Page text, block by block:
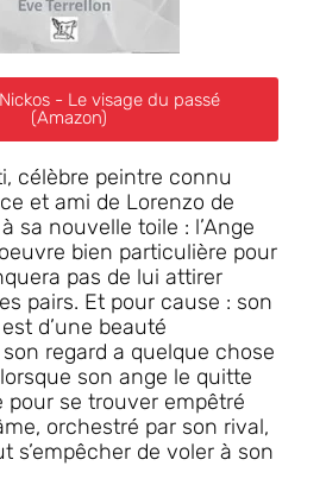
- Le visage du passé
(Amazon)
célèbre peintre connu
et ami de Lorenzo de
sa nouvelle toile : l’Ange
bien particulière pour
pas de lui attirer
pairs. Et pour cause : son
d’une beauté
regard a quelque chose
son ange le quitte
pour se trouver empêtré
orchestré par son rival,
s’empêcher de voler à son